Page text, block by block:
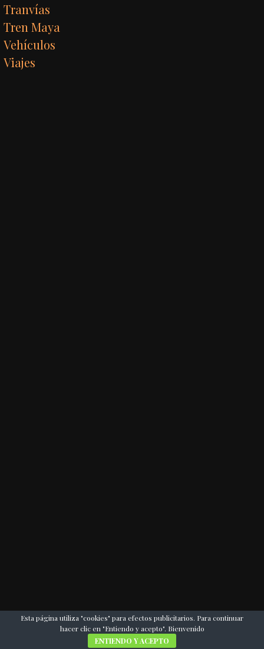
Tranvías
Tren Maya
Vehículos
Viajes
Esta página utiliza "cookies" para efectos publicitarios. Para continuar
hacer clic en "Entiendo y acepto". Bienvenido
ENTIENDO Y ACEPTO